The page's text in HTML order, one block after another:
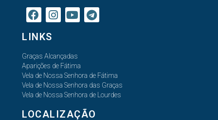
LINKS
Graças Alcançadas
Aparições de Fátima
Vela de Nossa Senhora de Fátima
Vela de Nossa Senhora das Graças
Vela de Nossa Senhora de Lourdes
LOCALIZAÇÃO